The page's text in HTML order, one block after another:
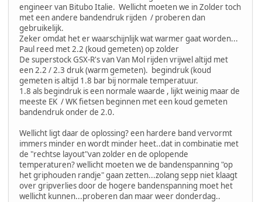
engineer van Bitubo Italie. Wellicht moeten we in Zolder toch
met een andere bandendruk rijden / proberen dan
gebruikelijk.
Zeker omdat het er waarschijnlijk wat warmer gaat worden...
Paul reed met 2.2 (koud gemeten) op zolder
De superstock GSX-R's van Van Mol rijden vrijwel altijd met
een 2.2 / 2.3 druk (warm gemeten). begindruk (koud
gemeten is altijd 1.8 bar bij normale temperatuur.
1.8 als begindruk is een normale waarde , lijkt weinig maar de
meeste EK / WK fietsen beginnen met een koud gemeten
bandendruk onder de 2.0.
Wellicht ligt daar de oplossing? een hardere band vervormt
immers minder en wordt minder heet..dat in combinatie met
de "rechtse layout"van zolder en de oplopende
temperaturen? wellicht moeten we de bandenspanning "op
het griphouden randje" gaan zetten...zolang sepp niet klaagt
over gripverlies door de hogere bandenspanning moet het
wellicht kunnen...proberen dan maar weer donderdag..